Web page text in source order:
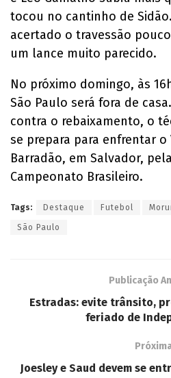
tocou no cantinho de
acertado o travessão
um lance muito parecido.
No próximo domingo, às
São Paulo será fora de
contra o rebaixamento, o
se prepara para enfrentar
Barradão, em Salvador,
Campeonato Brasileiro.
Tags: Destaque Futebol
São Paulo
Publicação
Estradas: evite trânsito,
feriado de
Joesley e Saud devem se